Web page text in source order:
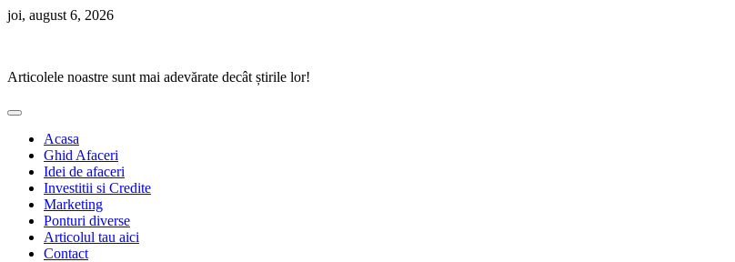
Skip
joi, august 6, 2026
Articolele noastre sunt mai adevărate decât știrile lor!
Acasa
Ghid Afaceri
Idei de afaceri
Investitii si Credite
Marketing
Ponturi diverse
Articolul tau aici
Contact